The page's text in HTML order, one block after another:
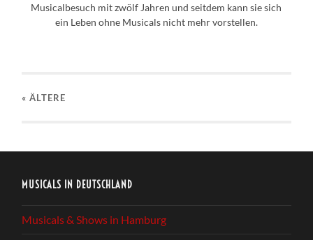
Musicalbesuch mit zwölf Jahren und seitdem kann sie sich
ein Leben ohne Musicals nicht mehr vorstellen.
« ÄLTERE
MUSICALS IN DEUTSCHLAND
Musicals & Shows in Hamburg